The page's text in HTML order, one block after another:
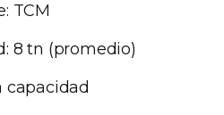
TCM
8 tn (promedio)
capacidad